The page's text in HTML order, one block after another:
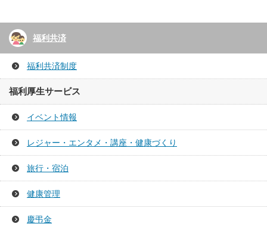
福利共済
福利共済制度
福利厚生サービス
イベント情報
レジャー・エンタメ・講座・健康づくり
旅行・宿泊
健康管理
慶弔金